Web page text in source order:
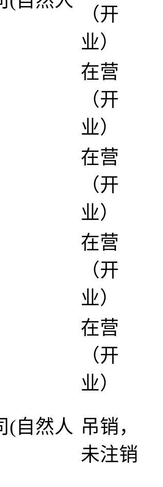
（开
业）
在营
（开
业）
在营
（开
业）
在营
（开
业）
在营
（开
业）
(自然人 吊销，
未注销